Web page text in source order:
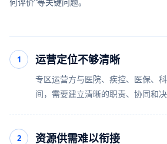
1 运营定位不够清晰
专区运营方与医院、疾控、医保、
间，需要建立清晰的职责、协同和决
2 资源供需难以衔接